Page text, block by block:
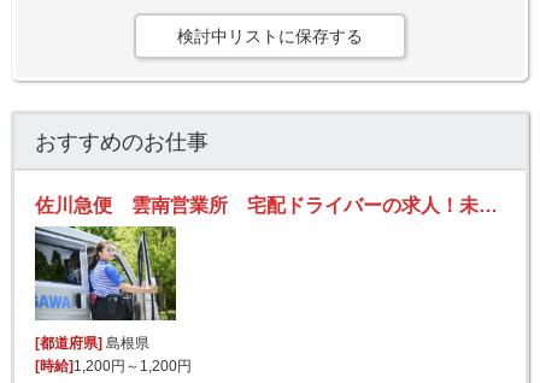
検討中リストに保存する
おすすめのお仕事
佐川急便 雲南営業所 宅配ドライバーの求人！未経験歓迎！先輩たちがサポートします♪
[都道府県] 島根県
[時給] 1,200円～1,200円